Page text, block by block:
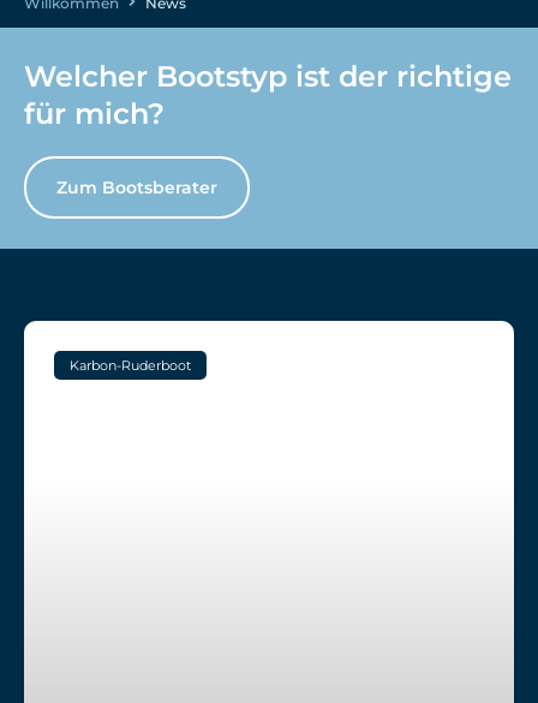
Welcher Bootstyp ist der richtige
für mich?
Zum Bootsberater
Karbon-Ruderboot